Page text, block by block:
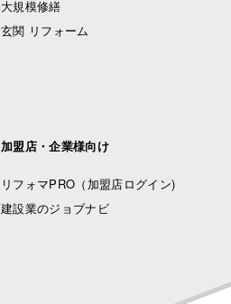
大規模修繕
玄関 リフォーム
加盟店・企業様向け
リフォマPRO （加盟店ログイン)
建設業のジョブナビ